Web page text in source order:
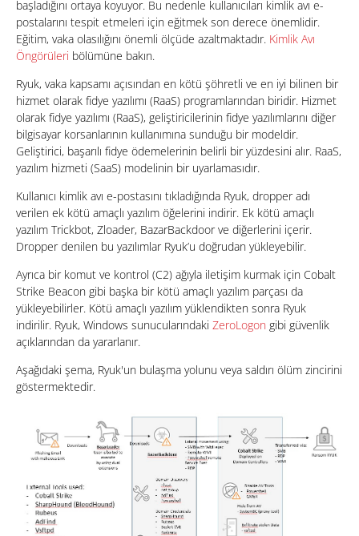
başladığını ortaya koyuyor. Bu nedenle kullanıcıları kimlik avı e-
postalarını tespit etmeleri için eğitmek son derece önemlidir.
Eğitim, vaka olasılığını önemli ölçüde azaltmaktadır. Kimlik Avı
Öngörüleri bölümüne bakın.
Ryuk, vaka kapsamı açısından en kötü şöhretli ve en iyi bilinen bir
hizmet olarak fidye yazılımı (RaaS) programlarından biridir. Hizmet
olarak fidye yazılımı (RaaS), geliştiricilerinin fidye yazılımlarını diğer
bilgisayar korsanlarının kullanımına sunduğu bir modeldir.
Geliştirici, başarılı fidye ödemelerinin belirli bir yüzdesini alır. RaaS,
yazılım hizmeti (SaaS) modelinin bir uyarlamasıdır.
Kullanıcı kimlik avı e-postasını tıkladığında Ryuk, dropper adı
verilen ek kötü amaçlı yazılım öğelerini indirir. Ek kötü amaçlı
yazılım Trickbot, Zloader, BazarBackdoor ve diğerlerini içerir.
Dropper denilen bu yazılımlar Ryuk’u doğrudan yükleyebilir.
Ayrıca bir komut ve kontrol (C2) ağıyla iletişim kurmak için Cobalt
Strike Beacon gibi başka bir kötü amaçlı yazılım parçası da
yükleyebilirler. Kötü amaçlı yazılım yüklendikten sonra Ryuk
indirilir. Ryuk, Windows sunucularındaki ZeroLogon gibi güvenlik
açıklarından da yararlanır.
Aşağıdaki şema, Ryuk'un bulaşma yolunu veya saldırı ölüm zincirini
göstermektedir.